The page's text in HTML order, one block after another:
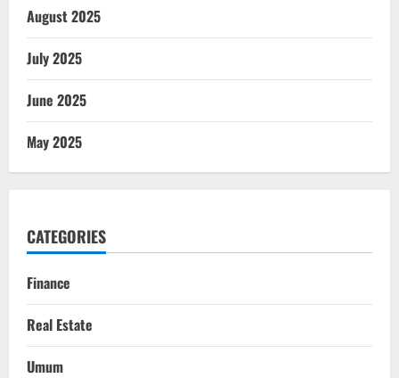
August 2025
July 2025
June 2025
May 2025
CATEGORIES
Finance
Real Estate
Umum